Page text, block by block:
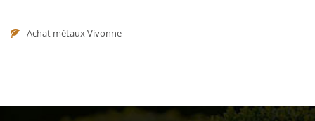
Achat métaux Vivonne